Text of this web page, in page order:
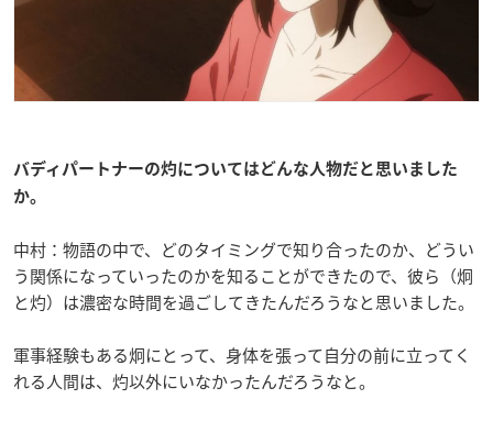
バディパートナーの灼についてはどんな人物だと思いました
か。
中村：物語の中で、どのタイミングで知り合ったのか、どうい
う関係になっていったのかを知ることができたので、彼ら（炯
と灼）は濃密な時間を過ごしてきたんだろうなと思いました。
軍事経験もある炯にとって、身体を張って自分の前に立ってく
れる人間は、灼以外にいなかったんだろうなと。